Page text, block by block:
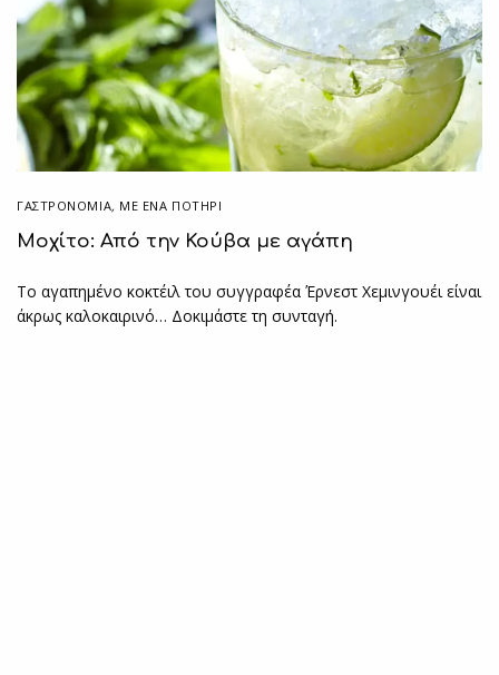
ΓΑΣΤΡΟΝΟΜΙΑ, ΜΕ ΈΝΑ ΠΟΤΉΡΙ
Μοχίτο: Από την Κούβα με αγάπη
Το αγαπημένο κοκτέιλ του συγγραφέα Έρνεστ Χεμινγουέι είναι
άκρως καλοκαιρινό… Δοκιμάστε τη συνταγή.